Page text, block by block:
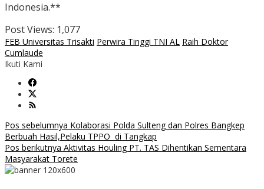
Indonesia.**
Post Views: 1,077
FEB Universitas Trisakti Perwira Tinggi TNI AL Raih Doktor
Cumlaude
Ikuti Kami
Navigasi
pos
Pos sebelumnya Kolaborasi Polda Sulteng dan Polres Bangkep
Berbuah Hasil,Pelaku TPPO di Tangkap
Pos berikutnya Aktivitas Houling PT. TAS Dihentikan Sementara
Masyarakat Torete